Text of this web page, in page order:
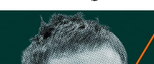
Bitcoin,
XRP,
Dogecoin,